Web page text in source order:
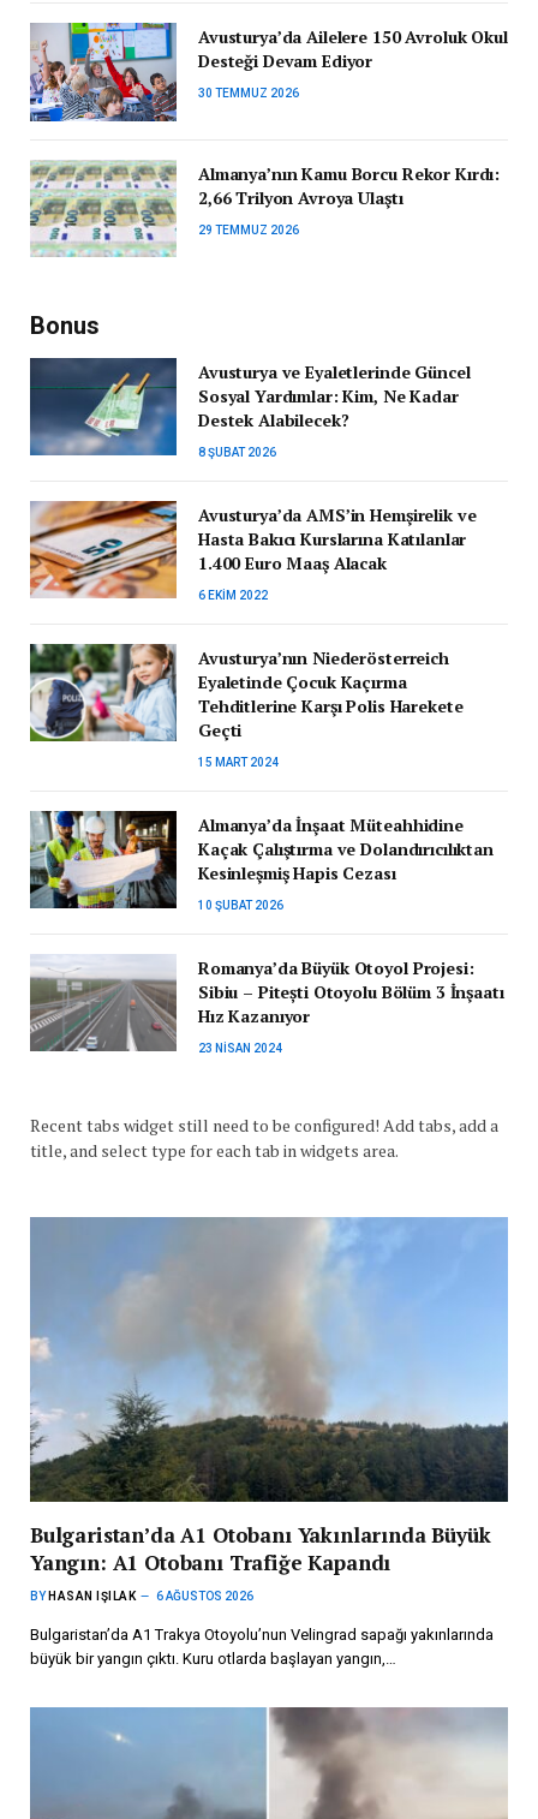
Avusturya’da Ailelere 150 Avroluk Okul
Desteği Devam Ediyor
30 TEMMUZ 2026
Almanya’nın Kamu Borcu Rekor Kırdı:
2,66 Trilyon Avroya Ulaştı
29 TEMMUZ 2026
Bonus
Avusturya ve Eyaletlerinde Güncel
Sosyal Yardımlar: Kim, Ne Kadar
Destek Alabilecek?
8 ŞUBAT 2026
Avusturya’da AMS’in Hemşirelik ve
Hasta Bakıcı Kurslarına Katılanlar
1.400 Euro Maaş Alacak
6 EKIM 2022
Avusturya’nın Niederösterreich
Eyaletinde Çocuk Kaçırma
Tehditlerine Karşı Polis Harekete
Geçti
15 MART 2024
Almanya’da İnşaat Müteahhidine
Kaçak Çalıştırma ve Dolandırıcılıktan
Kesinleşmiş Hapis Cezası
10 ŞUBAT 2026
Romanya’da Büyük Otoyol Projesi:
Sibiu – Pitești Otoyolu Bölüm 3 İnşaatı
Hız Kazanıyor
23 NISAN 2024
Recent tabs widget still need to be configured! Add tabs, add a
title, and select type for each tab in widgets area.
Bulgaristan’da A1 Otobanı Yakınlarında Büyük
Yangın: A1 Otobanı Trafiğe Kapandı
BY HASAN IŞILAK 6 AĞUSTOS 2026
Bulgaristan’da A1 Trakya Otoyolu’nun Velingrad sapağı yakınlarında
büyük bir yangın çıktı. Kuru otlarda başlayan yangın,…